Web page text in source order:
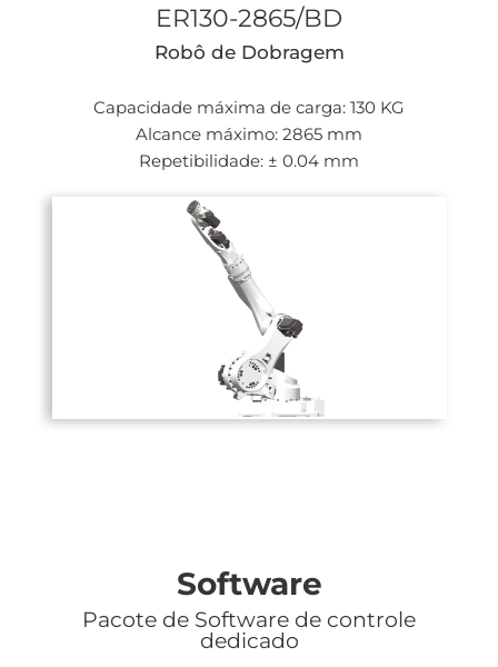
ER130-2865/BD
Robô de Dobragem
Capacidade máxima de carga: 130 KG
Alcance máximo: 2865 mm
Repetibilidade: ± 0.04 mm
Software
Pacote de Software de controle
dedicado